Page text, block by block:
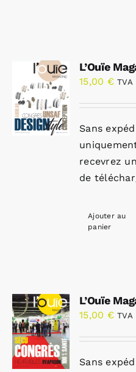
L’Ouïe
15,00 € TVA
Sans
recevrez
de
Ajouter au
panier
L’Ouïe
15,00 € TVA
Sans